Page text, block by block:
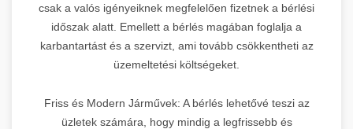
csak a valós igényeiknek megfelelően fizetnek a bérlési
időszak alatt. Emellett a bérlés magában foglalja a
karbantartást és a szervizt, ami tovább csökkentheti az
üzemeltetési költségeket.
Friss és Modern Járművek: A bérlés lehetővé teszi az
üzletek számára, hogy mindig a legfrissebb és